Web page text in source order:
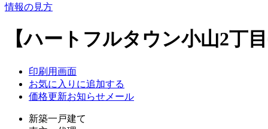
情報の見方
【ハートフルタウン小山2丁
印刷用画面
お気に入りに追加する
価格更新お知らせメール
新築一戸建て